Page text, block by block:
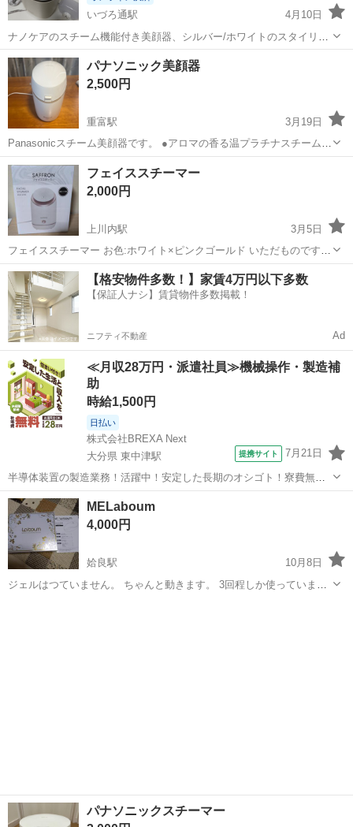
いづろ通駅
4月10日
ナノケアのスチーム機能付き美顔器、シルバー/ホワイトのスタイリッ
シュなデザイン。 - ブランド: Panasonic - モデル名: ナノケア - 色: シ
ルバー/ホワイト - 付属品: 水タンク、スプーン、フィルター -...
鹿児島 鹿児島市 いづろ通駅 美容家電
パナソニック美顔器
2,500円
重富駅
3月19日
Panasonicスチーム美顔器です。 ●アロマの香る温プラチナスチーム＆
冷マイクロミストで至福のエステタイム ●プラチナスチームが肌の奥
深く、角質層まで届き、肌にハリと弾力 ●選べる3つの温冷美容プログ
ラム(自動コース)付...
鹿児島 姶良市 重富駅
フェイススチーマー
2,000円
上川内駅
3月5日
フェイススチーマー お色:ホワイト×ピンクゴールド いただものですが
使用しないため出品いたします。
鹿児島 薩摩川内市 上川内駅 美容家電 スチーマー
【格安物件多数！】家賃4万円以下多数
【保証人ナシ】賃貸物件多数掲載！
ニフティ不動産 Ad
≪月収28万円・派遣社員≫機械操作・製造補
助
時給1,500円
日払い
株式会社BREXA Next
大分県 東中津駅
提携サイト 7月21日
半導体装置の製造業務！活躍中！安定した長期のオシゴト！寮費無料
★赴任旅費会社負担◎20代～40代の男性活躍中★未経験活躍中！高時
給1,500円！《大分県中津市》 人気の工場のお仕事 ◇半導体装置内部
のシート製造◇ ＊クリー...
大分 中津市 東中津駅
MELaboum
4,000円
姶良駅
10月8日
ジェルはつていません。 ちゃんと動きます。 3回程しか使っていませ
パナソニックスチーマー